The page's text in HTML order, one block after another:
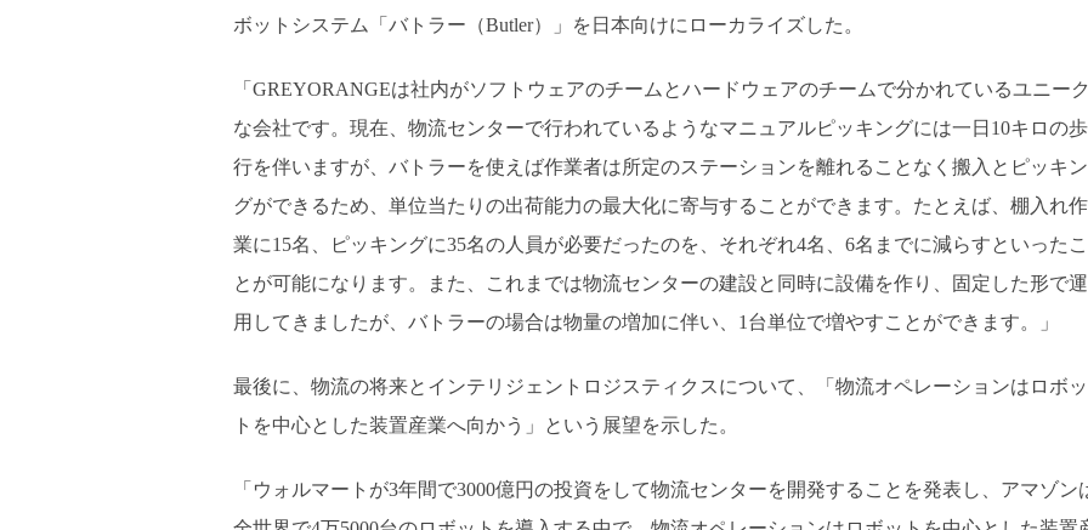
ボットシステム「バトラー（Butler）」を日本向けにローカライズした。
「GREYORANGEは社内がソフトウェアのチームとハードウェアのチームで分かれているユニー
な会社です。現在、物流センターで行われているようなマニュアルピッキングには一日10キロの歩
行を伴いますが、バトラーを使えば作業者は所定のステーションを離れることなく搬入とピッキン
グができるため、単位当たりの出荷能力の最大化に寄与することができます。たとえば、棚入れ作
業に15名、ピッキングに35名の人員が必要だったのを、それぞれ4名、6名までに減らすといったこ
とが可能になります。また、これまでは物流センターの建設と同時に設備を作り、固定した形で運
用してきましたが、バトラーの場合は物量の増加に伴い、1台単位で増やすことができます。」
最後に、物流の将来とインテリジェントロジスティクスについて、「物流オペレーションはロボッ
トを中心とした装置産業へ向かう」という展望を示した。
「ウォルマートが3年間で3000億円の投資をして物流センターを開発することを発表し、アマゾン